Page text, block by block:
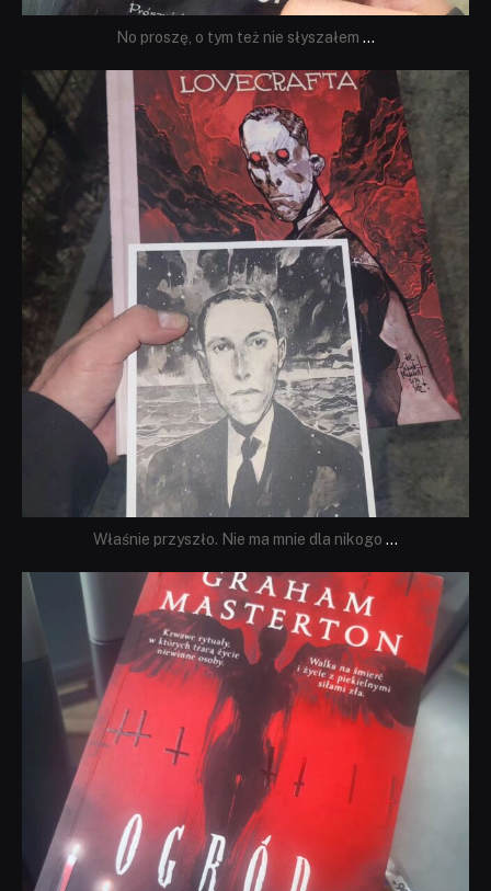
No proszę, o tym też nie słyszałem ...
dobryhorror
Wrz 19
Właśnie przyszło. Nie ma mnie dla nikogo ...
dobryhorror
Sie 23